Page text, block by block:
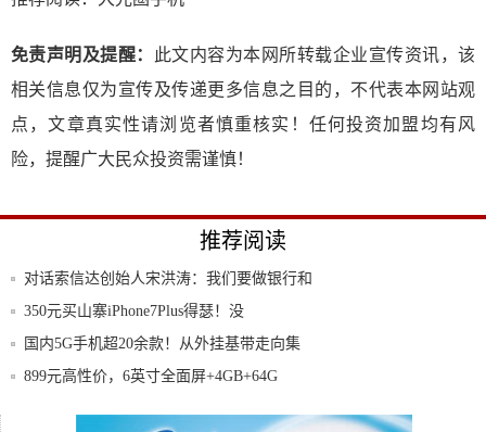
免责声明及提醒：
此文内容为本网所转载企业宣传资讯，该
相关信息仅为宣传及传递更多信息之目的，不代表本网站观
点，文章真实性请浏览者慎重核实！任何投资加盟均有风
险，提醒广大民众投资需谨慎！
推荐阅读
对话索信达创始人宋洪涛：我们要做银行和
金融机
350元买山寨iPhone7Plus得瑟！没
国内5G手机超20余款！从外挂基带走向集
成，
899元高性价，6英寸全面屏+4GB+64G